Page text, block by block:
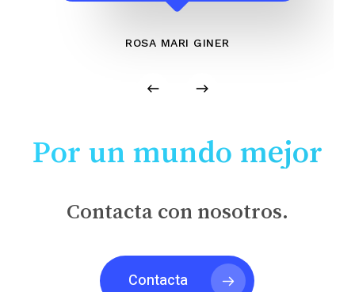
ROSA MARI GINER
Por un mundo mejor
Contacta con nosotros.
Contacta